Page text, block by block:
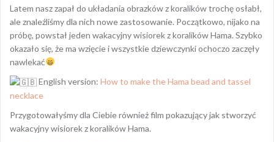
Latem nasz zapał do układania obrazków z koralików trochę osłabł,
ale znaleźliśmy dla nich nowe zastosowanie. Początkowo, nijako na
próbę, powstał jeden wakacyjny wisiorek z koralików Hama. Szybko
okazało się, że ma wzięcie i wszystkie dziewczynki ochoczo zaczęły
nawlekać
English version: How to make the Hama bead and tassel
necklace
Przygotowałyśmy dla Ciebie również film pokazujący jak stworzyć
wakacyjny wisiorek z koralików Hama.